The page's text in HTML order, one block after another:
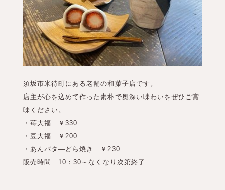
須坂市米待町にある老舗の和菓子店です。
店主が心を込めて作った素朴で奥深い味わいをぜひご賞
味ください。
・苺大福 ￥330
・豆大福 ￥200
・あんバタ―どら焼き ￥230
販売時間 10：30～なくなり次第終了